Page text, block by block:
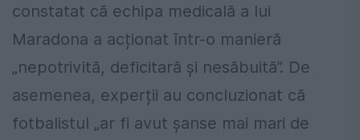
constatat că echipa medicală a lui
Maradona a acționat într-o manieră
„nepotrivită, deficitară și nesăbuită”. De
asemenea, experții au concluzionat că
fotbalistul „ar fi avut șanse mai mari de